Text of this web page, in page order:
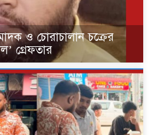
ও চোরাচালান চক্রের
গ্রেফতার